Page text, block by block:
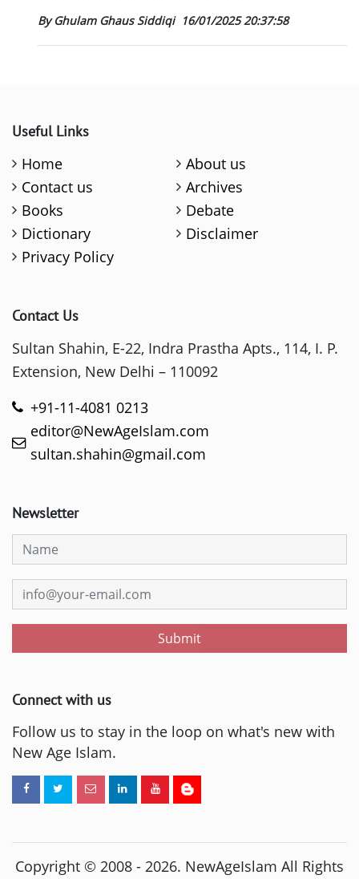
By Ghulam Ghaus Siddiqi 16/01/2025 20:37:58
Useful Links
Home
About us
Contact us
Archives
Books
Debate
Dictionary
Disclaimer
Privacy Policy
Contact Us
Sultan Shahin, E-22, Indra Prastha Apts., 114, I. P.
Extension, New Delhi – 110092
+91-11-4081 0213
editor@NewAgeIslam.com
sultan.shahin@gmail.com
Newsletter
Submit
Connect with us
Follow us to stay in the loop on what's new with
New Age Islam.
Copyright © 2008 - 2026. NewAgeIslam All Rights